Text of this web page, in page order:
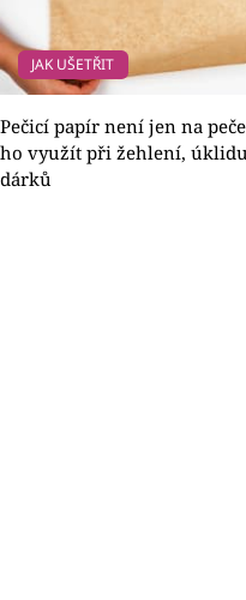
JAK UŠETŘIT
Pečicí papír není jen na
ho využít při žehlení,
dárků